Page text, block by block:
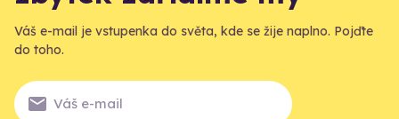
Váš e-mail je vstupenka do světa, kde se žije naplno. Pojďte
do toho.